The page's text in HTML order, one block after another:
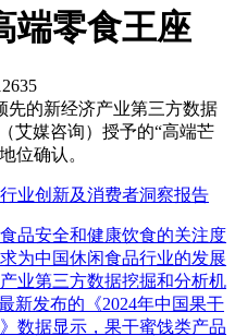
端零食王座
先的新经济产业第三方数据
艾媒咨询）授予的“高端芒
位确认。
业创新及消费者洞察报告
品安全和健康饮食的关注度
为中国休闲食品行业的发展
业第三方数据挖掘和分析机
新发布的《2024年中国果干
数据显示，果干蜜饯类产品